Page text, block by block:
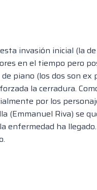
invasión inicial (la
en el tiempo pero
piano (los dos son
la cerradura.
por los
(Emmanuel Riva) se
enfermedad ha